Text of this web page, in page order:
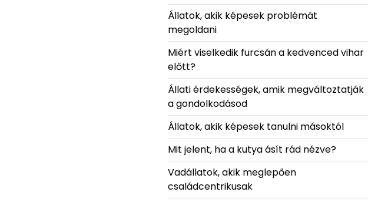
Állatok, akik képesek problémát
megoldani
Miért viselkedik furcsán a kedvenced vihar
előtt?
Állati érdekességek, amik megváltoztatják
a gondolkodásod
Állatok, akik képesek tanulni másoktól
Mit jelent, ha a kutya ásít rád nézve?
Vadállatok, akik meglepően
családcentrikusak